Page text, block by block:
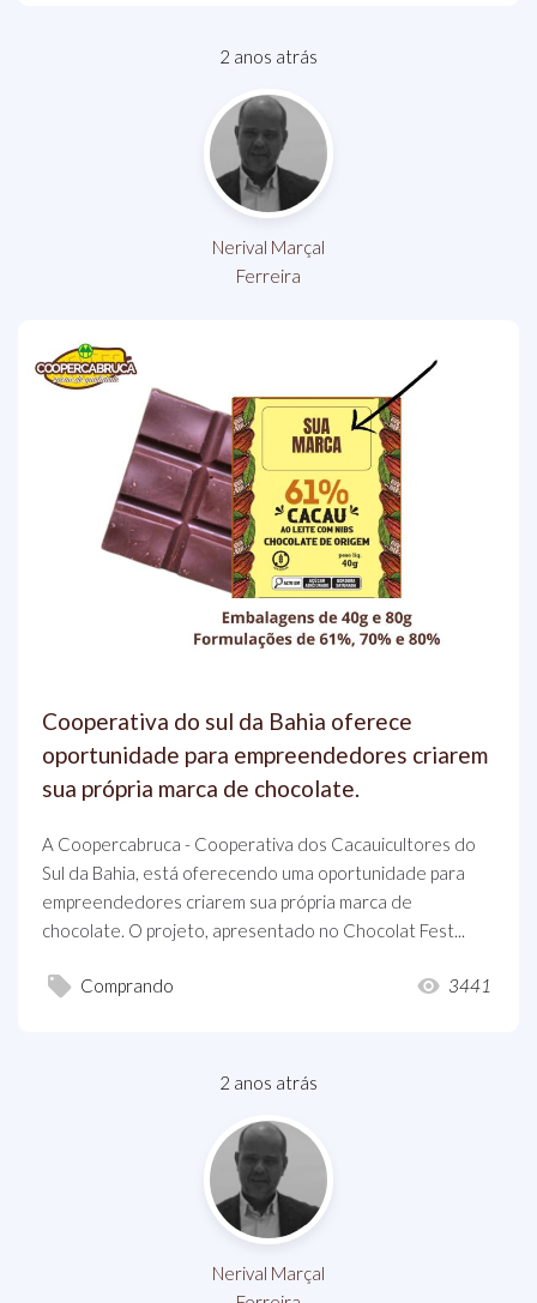
2 anos atrás
Nerival Marçal
Ferreira
Cooperativa do sul da Bahia oferece
oportunidade para empreendedores criarem
sua própria marca de chocolate.
A Coopercabruca - Cooperativa dos Cacauicultores do
Sul da Bahia, está oferecendo uma oportunidade para
empreendedores criarem sua própria marca de
chocolate. O projeto, apresentado no Chocolat Fest...
Comprando 3441
2 anos atrás
Nerival Marçal